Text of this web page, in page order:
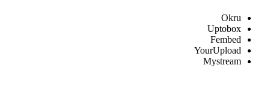
Okru
Uptobox
Fembed
YourUpload
Mystream